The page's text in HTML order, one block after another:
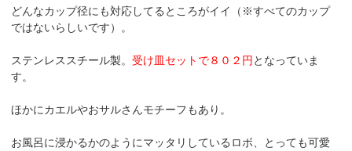
どんなカップ径にも対応してるところがイイ（※すべてのカップ
ではないらしいです）。
ステンレススチール製。受け皿セットで８０２円 となっていま
す。
ほかにカエルやおサルさんモチーフもあり。
お風呂に浸かるかのようにマッタリしているロボ、とっても可愛